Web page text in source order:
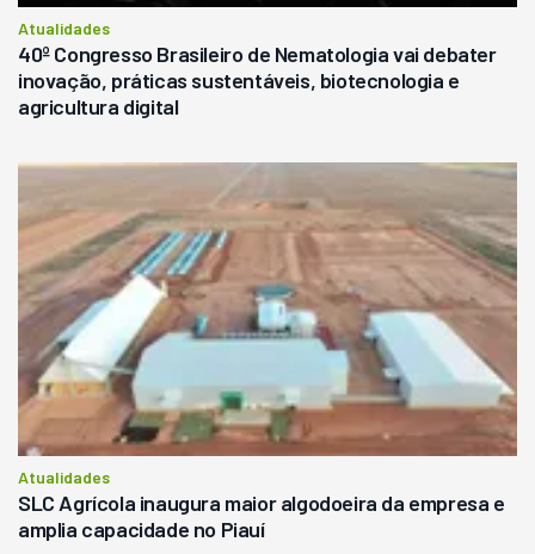
Atualidades
40º Congresso Brasileiro de Nematologia vai debater
inovação, práticas sustentáveis, biotecnologia e
agricultura digital
Atualidades
SLC Agrícola inaugura maior algodoeira da empresa e
amplia capacidade no Piauí